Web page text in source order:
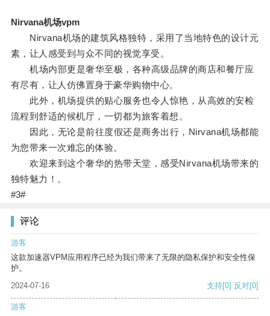
Nirvana机场vpm
Nirvana机场的建筑风格独特，采用了当地特色的设计元
素，让人感受到与众不同的视觉享受。
机场内部更是奢华至极，各种高级品牌的商店和餐厅应
有尽有，让人仿佛置身于豪华购物中心。
此外，机场提供的贴心服务也令人惊艳，从高效的安检
流程到舒适的候机厅，一切都为旅客着想。
因此，无论是前往度假还是商务出行，Nirvana机场都能
为您带来一次难忘的体验。
欢迎来到这个奢华的热带天堂，感受Nirvana机场带来的
独特魅力！。
#3#
评论
游客
这款加速器VPM应用程序已经为我们带来了无限的隐私保护和安全性保
护。
2024-07-16
支持[0] 反对[0]
游客